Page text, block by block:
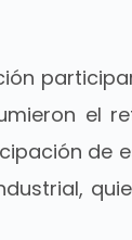
el
de